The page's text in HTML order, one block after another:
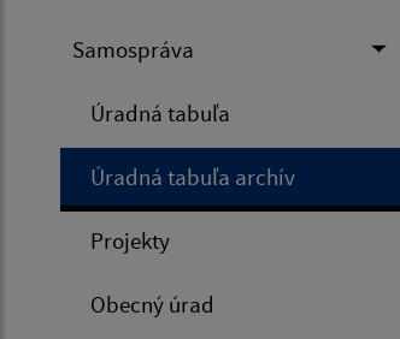
Samospráva
Úradná tabuľa
Úradná tabuľa archív
Projekty
Obecný úrad